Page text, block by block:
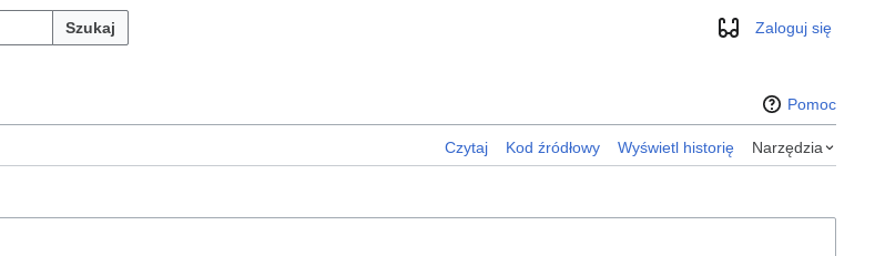
Szukaj WyglądZaloguj się
Pomoc
Czytaj Kod źródłowy Wyświetl historię Narzędzia